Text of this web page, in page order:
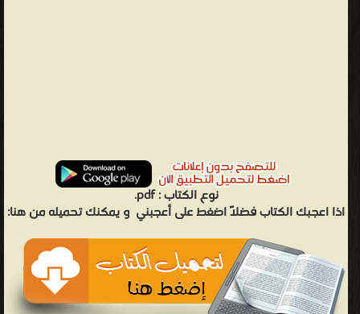
نوع الكتاب :pdf.
اذا اعجبك الكتاب فضلاً اضغط على أعجبني و يمكنك تحميله من هنا: